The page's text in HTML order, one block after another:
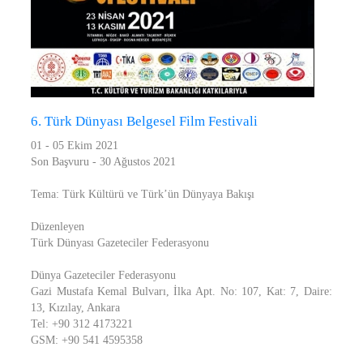
6. Türk Dünyası Belgesel Film Festivali
01 - 05 Ekim 2021
Son Başvuru - 30 Ağustos 2021
Tema: Türk Kültürü ve Türk’ün Dünyaya Bakışı
Düzenleyen
Türk Dünyası Gazeteciler Federasyonu
Dünya Gazeteciler Federasyonu
Gazi Mustafa Kemal Bulvarı, İlka Apt. No: 107, Kat: 7, Daire:
13, Kızılay, Ankara
Tel: +90 312 4173221
GSM: +90 541 4595358